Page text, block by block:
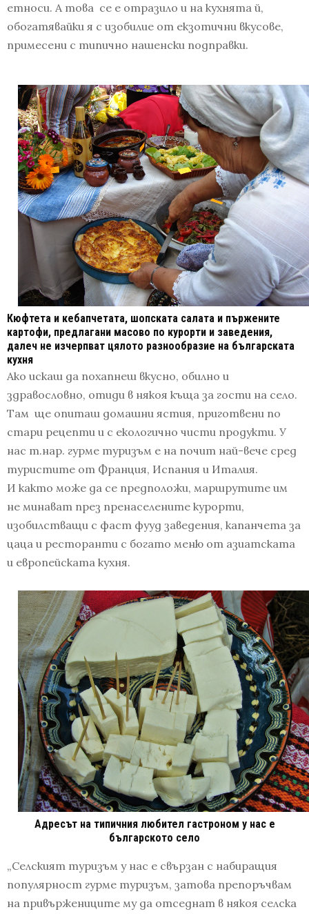
етноси. А това се е отразило и на кухнята й,
обогатявайки я с изобилие от екзотични вкусове,
примесени с типично нашенски подправки.
Кюфтета и кебапчетата, шопската салата и пържените
картофи, предлагани масово по курорти и заведения,
далеч не изчерпват цялото разнообразие на българската
кухня
Ако искаш да похапнеш вкусно, обилно и
здравословно, отиди в някоя къща за гости на село.
Там ще опиташ домашни ястия, приготвени по
стари рецепти и с екологично чисти продукти. У
нас т.нар. гурме туризъм е на почит най-вече сред
туристите от Франция, Испания и Италия.
И както може да се предположи, маршрутите им
не минават през пренаселените курорти,
изобилстващи с фаст фууд заведения, капанчета за
цаца и ресторанти с богато меню от азиатската
и европейската кухня.
Адресът на типичния любител гастроном у нас е
българското село
„Селският туризъм у нас е свързан с набиращия
популярност гурме туризъм, затова препоръчвам
на привържениците му да отседнат в някоя селска